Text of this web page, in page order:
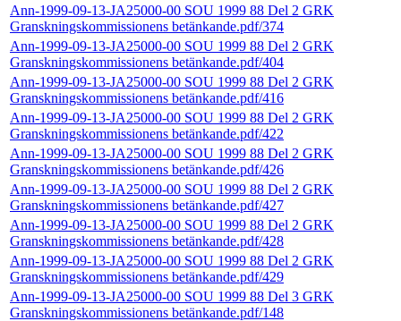
Ann-1999-09-13-JA25000-00 SOU 1999 88 Del 2 GRK
Granskningskommissionens betänkande.pdf/374
Ann-1999-09-13-JA25000-00 SOU 1999 88 Del 2 GRK
Granskningskommissionens betänkande.pdf/404
Ann-1999-09-13-JA25000-00 SOU 1999 88 Del 2 GRK
Granskningskommissionens betänkande.pdf/416
Ann-1999-09-13-JA25000-00 SOU 1999 88 Del 2 GRK
Granskningskommissionens betänkande.pdf/422
Ann-1999-09-13-JA25000-00 SOU 1999 88 Del 2 GRK
Granskningskommissionens betänkande.pdf/426
Ann-1999-09-13-JA25000-00 SOU 1999 88 Del 2 GRK
Granskningskommissionens betänkande.pdf/427
Ann-1999-09-13-JA25000-00 SOU 1999 88 Del 2 GRK
Granskningskommissionens betänkande.pdf/428
Ann-1999-09-13-JA25000-00 SOU 1999 88 Del 2 GRK
Granskningskommissionens betänkande.pdf/429
Ann-1999-09-13-JA25000-00 SOU 1999 88 Del 3 GRK
Granskningskommissionens betänkande.pdf/148